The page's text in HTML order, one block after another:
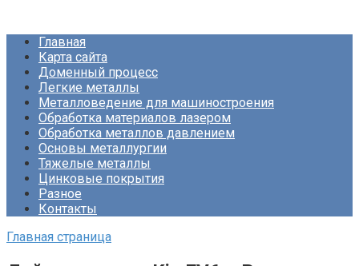
контентуГлавная
Карта сайта
Доменный процесс
Легкие металлы
Металловедение для машиностроения
Обработка материалов лазером
Обработка металлов давлением
Основы металлургии
Тяжелые металлы
Цинковые покрытия
Разное
Контакты
Главная страница